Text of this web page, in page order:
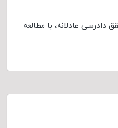
عادلانه، با مطالعه